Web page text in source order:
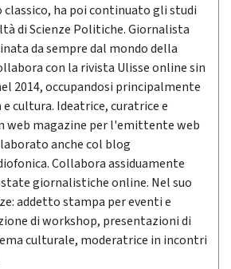
ha poi continuato gli studi
di Scienze Politiche. Giornalista
da sempre dal mondo della
con la rivista Ulisse online sin
2014, occupandosi principalmente
cultura. Ideatrice, curatrice e
web magazine per l'emittente web
anche col blog
Collabora assiduamente
giornalistiche online. Nel suo
addetto stampa per eventi e
di workshop, presentazioni di
culturale, moderatrice in incontri